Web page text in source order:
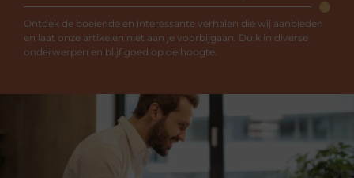
Ontdek de boeiende en interessante verhalen die wij aanbieden
en laat onze artikelen niet aan je voorbijgaan. Duik in diverse
onderwerpen en blijf goed op de hoogte.